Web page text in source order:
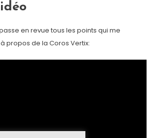
en revue tous les points qui me
propos de la Coros Vertix: